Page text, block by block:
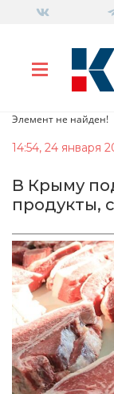
Элемент не найден!
14:54, 24 января
В Крыму
продукты,